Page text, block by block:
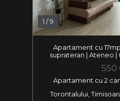
1 /9
Apartament cu
suprateran | Ateneo |
550
Apartament cu 2
Torontalului,